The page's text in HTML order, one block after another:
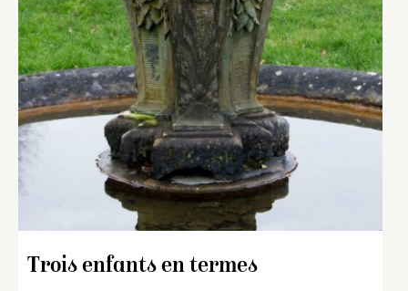
Trois enfants en termes